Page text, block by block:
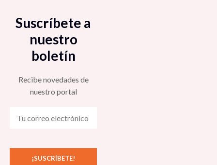
Suscríbete a
nuestro
boletín
Recibe novedades de
nuestro portal